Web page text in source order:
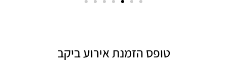
טופס הזמנת אירוע ביקב